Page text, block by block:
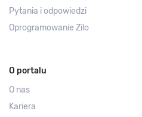
Pytania i odpowiedzi
Oprogramowanie Zilo
O portalu
O nas
Kariera